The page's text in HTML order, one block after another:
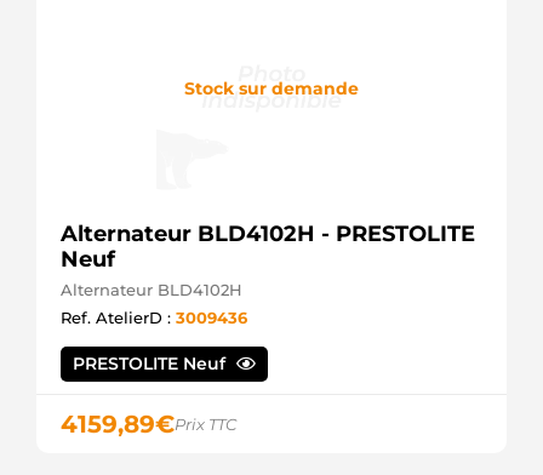
Stock sur demande
Alternateur BLD4102H - PRESTOLITE
Neuf
Alternateur BLD4102H
Ref. AtelierD : 3009436
PRESTOLITE Neuf
4159,89€Prix TTC